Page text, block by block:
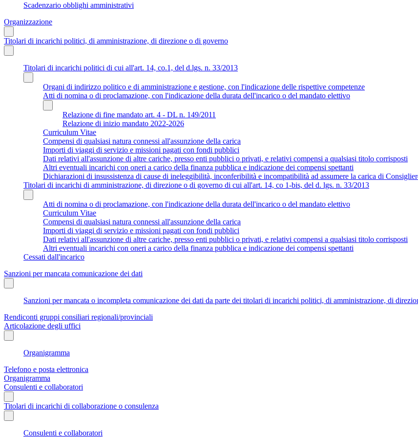
Scadenzario obblighi amministrativi
Organizzazione
Titolari di incarichi politici, di amministrazione, di direzione o di governo
Titolari di incarichi politici di cui all'art. 14, co.1, del d.lgs. n. 33/2013
Organi di indirizzo politico e di amministrazione e gestione, con l'indicazione delle rispettive competenze
Atti di nomina o di proclamazione, con l'indicazione della durata dell'incarico o del mandato elettivo
Relazione di fine mandato art. 4 - DL n. 149/2011
Relazione di inizio mandato 2022-2026
Curriculum Vitae
Compensi di qualsiasi natura connessi all'assunzione della carica
Importi di viaggi di servizio e missioni pagati con fondi pubblici
Dati relativi all'assunzione di altre cariche, presso enti pubblici o privati, e relativi compensi a qualsiasi titolo corrisposti
Altri eventuali incarichi con oneri a carico della finanza pubblica e indicazione dei compensi spettanti
Dichiarazioni di insussistenza di cause di ineleggibilità, inconferibilità e incompatibilità ad assumere la carica di
Titolari di incarichi di amministrazione, di direzione o di governo di cui all'art. 14, co 1-bis, del d. lgs. n. 33/2013
Atti di nomina o di proclamazione, con l'indicazione della durata dell'incarico o del mandato elettivo
Curriculum Vitae
Compensi di qualsiasi natura connessi all'assunzione della carica
Importi di viaggi di servizio e missioni pagati con fondi pubblici
Dati relativi all'assunzione di altre cariche, presso enti pubblici o privati, e relativi compensi a qualsiasi titolo corrisposti
Altri eventuali incarichi con oneri a carico della finanza pubblica e indicazione dei compensi spettanti
Cessati dall'incarico
Sanzioni per mancata comunicazione dei dati
Sanzioni per mancata o incompleta comunicazione dei dati da parte dei titolari di incarichi politici, di amministrazione, di
Rendiconti gruppi consiliari regionali/provinciali
Articolazione degli uffici
Organigramma
Telefono e posta elettronica
Organigramma
Consulenti e collaboratori
Titolari di incarichi di collaborazione o consulenza
Consulenti e collaboratori